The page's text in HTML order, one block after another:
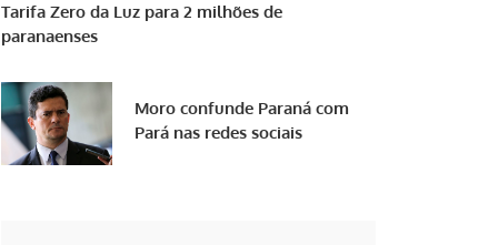
Tarifa Zero da Luz para 2 milhões de
paranaenses
Moro confunde Paraná com
Pará nas redes sociais